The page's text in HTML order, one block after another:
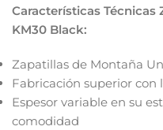
Características Técnicas
KM30 Black:
Zapatillas de Montaña
Fabricación superior con
Espesor variable en su
comodidad